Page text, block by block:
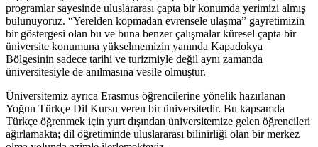
programlar sayesinde uluslararası çapta bir konumda yerimizi almış
bulunuyoruz. “Yerelden kopmadan evrensele ulaşma” gayretimizin
bir göstergesi olan bu ve buna benzer çalışmalar küresel çapta bir
üniversite konumuna yükselmemizin yanında Kapadokya
Bölgesinin sadece tarihi ve turizmiyle değil aynı zamanda
üniversitesiyle de anılmasına vesile olmuştur.
Üniversitemiz ayrıca Erasmus öğrencilerine yönelik hazırlanan
Yoğun Türkçe Dil Kursu veren bir üniversitedir. Bu kapsamda
Türkçe öğrenmek için yurt dışından üniversitemize gelen öğrencileri
ağırlamakta; dil öğretiminde uluslararası bilinirliği olan bir merkez